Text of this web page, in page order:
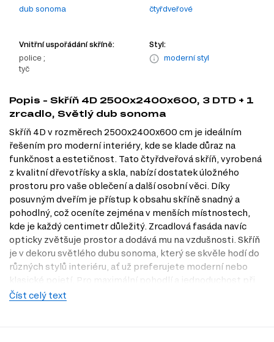
dub sonoma
čtyřdveřové
Vnitřní uspořádání skříně:
police ;
tyč
Styl:
moderní styl
Popis - Skříň 4D 2500x2400x600, 3 DTD + 1
zrcadlo, Světlý dub sonoma
Skříň 4D v rozměrech 2500x2400x600 cm je ideálním
řešením pro moderní interiéry, kde se klade důraz na
funkčnost a estetičnost. Tato čtyřdveřová skříň, vyrobená
z kvalitní dřevotřísky a skla, nabízí dostatek úložného
prostoru pro vaše oblečení a další osobní věci. Díky
posuvným dveřím je přístup k obsahu skříně snadný a
pohodlný, což oceníte zejména v menších místnostech,
kde je každý centimetr důležitý. Zrcadlová fasáda navíc
opticky zvětšuje prostor a dodává mu na vzdušnosti. Skříň
je v dekoru světlého dubu sonoma, který se skvěle hodí do
různých stylů interiéru, ať už preferujete moderní nebo
klasické pojetí. Pro maximální pohodlí a jednoduchost při
výběru nábytku navštivte naši prodejnu v Praze nebo
Číst celý text